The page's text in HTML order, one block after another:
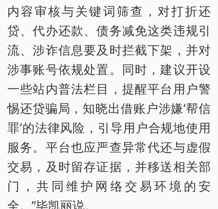
内容审核与关键词筛查，对打折还
贷、代办还款、债务减免这类违规引
流、涉诈信息要及时拦截下架，并对
涉事账号依规处置。同时，建议开设
一些站内普法栏目，提醒平台用户警
惕还贷骗局，知晓出借账户涉嫌‘帮信
罪’的法律风险，引导用户合规地使用
服务。平台也应严查异常代还与虚假
交易，及时留存证据，并移送相关部
门，共同维护网络交易环境的安
全。”毕凯丽说。